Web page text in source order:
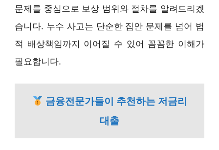
문제를 중심으로 보상 범위와 절차를 알려드리겠
습니다. 누수 사고는 단순한 집안 문제를 넘어 법
적 배상책임까지 이어질 수 있어 꼼꼼한 이해가
필요합니다.
금융전문가들이 추천하는 저금리
대출